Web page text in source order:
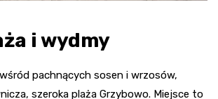
i wydmy
pachnących sosen i wrzosów,
szeroka plaża Grzybowo. Miejsce to